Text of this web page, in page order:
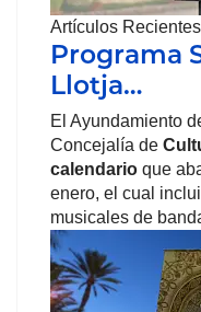
Artículos Recientes
Programa
Llotja…
El Ayundamiento
Concejalía de
calendario que
enero, el cual
musicales de